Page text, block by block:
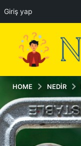
Giriş yap
HOME NEDIR